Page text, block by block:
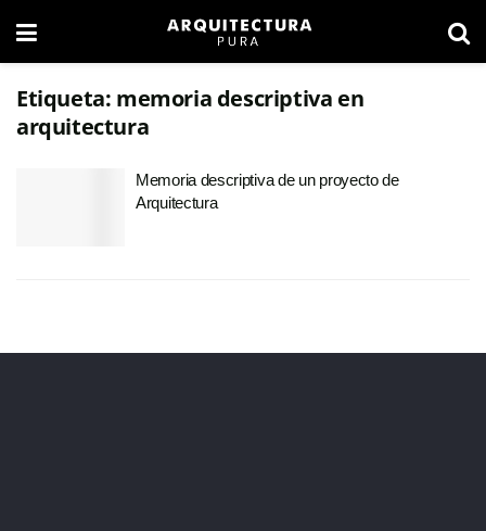
Etiqueta: memoria descriptiva en
arquitectura
Memoria descriptiva de un proyecto de
Arquitectura